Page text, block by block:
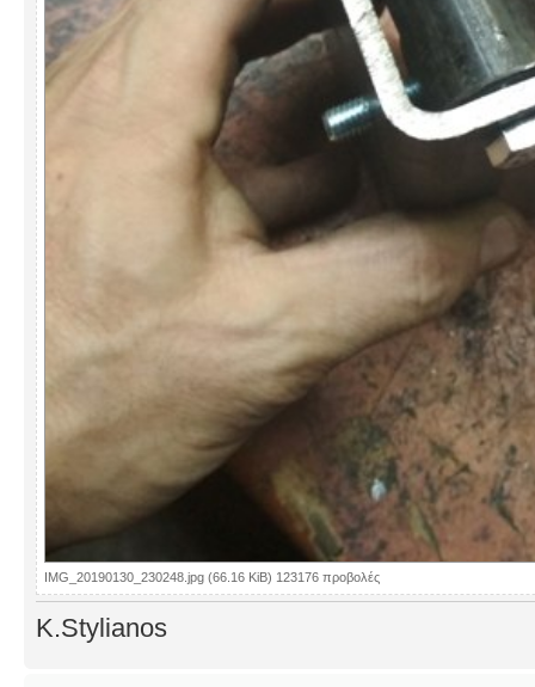
IMG_20190130_230248.jpg (66.16 KiB) 123176 προβολές
K.Stylianos